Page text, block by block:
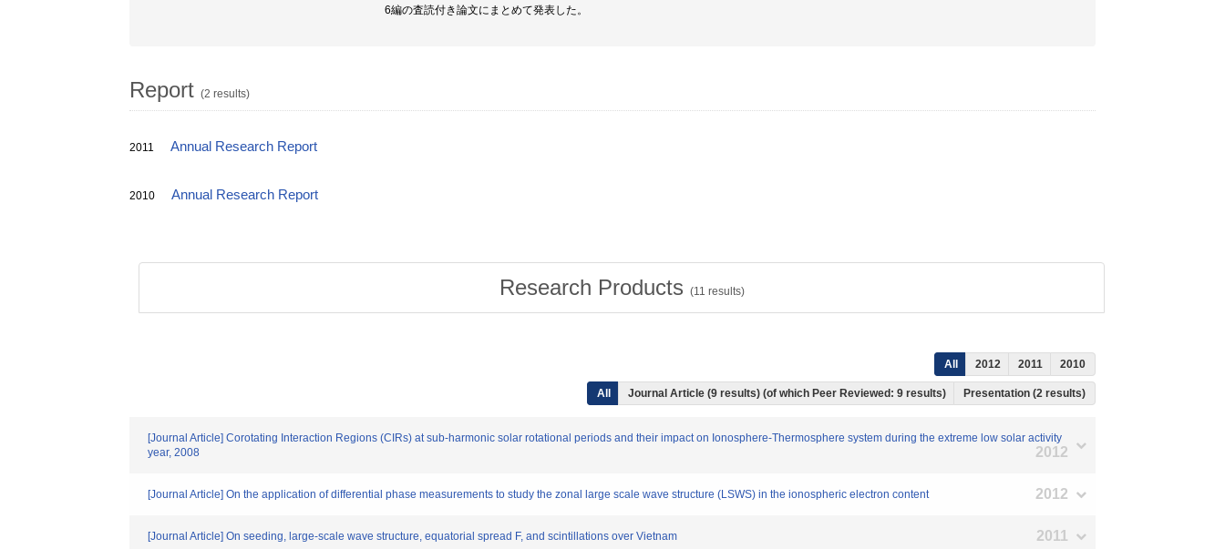
6編の査読付き論文にまとめて発表した。
Report (2 results)
2011 Annual Research Report
2010 Annual Research Report
Research Products (11 results)
All 2012 2011 2010
All Journal Article (9 results) (of which Peer Reviewed: 9 results) Presentation (2 results)
[Journal Article] Corotating Interaction Regions (CIRs) at sub-harmonic solar rotational periods and their impact on Ionosphere-Thermosphere system during the extreme low solar activity
year, 2008
2012
[Journal Article] On the application of differential phase measurements to study the zonal large scale wave structure (LSWS) in the ionospheric electron content 2012
[Journal Article] On seeding, large-scale wave structure, equatorial spread F, and scintillations over Vietnam 2011